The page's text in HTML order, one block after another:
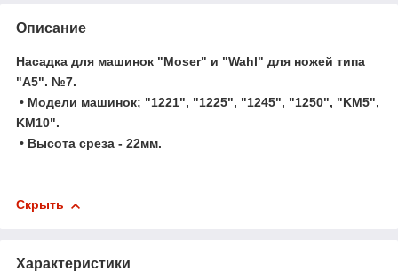
Описание
Насадка для машинок "Moser" и "Wahl" для ножей типа
"А5". №7.
• Модели машинок; "1221", "1225", "1245", "1250", "KM5",
KM10".
• Высота среза - 22мм.
Скрыть
Характеристики